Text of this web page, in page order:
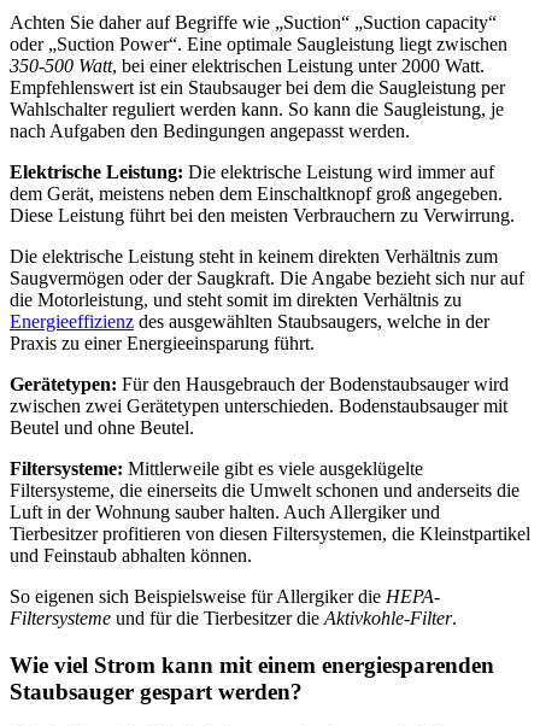
Achten Sie daher auf Begriffe wie „Suction“ „Suction capacity“
oder „Suction Power“. Eine optimale Saugleistung liegt zwischen
350-500 Watt, bei einer elektrischen Leistung unter 2000 Watt.
Empfehlenswert ist ein Staubsauger bei dem die Saugleistung per
Wahlschalter reguliert werden kann. So kann die Saugleistung, je
nach Aufgaben den Bedingungen angepasst werden.
Elektrische Leistung: Die elektrische Leistung wird immer auf
dem Gerät, meistens neben dem Einschaltknopf groß angegeben.
Diese Leistung führt bei den meisten Verbrauchern zu Verwirrung.
Die elektrische Leistung steht in keinem direkten Verhältnis zum
Saugvermögen oder der Saugkraft. Die Angabe bezieht sich nur auf
die Motorleistung, und steht somit im direkten Verhältnis zu
Energieeffizienz des ausgewählten Staubsaugers, welche in der
Praxis zu einer Energieeinsparung führt.
Gerätetypen: Für den Hausgebrauch der Bodenstaubsauger wird
zwischen zwei Gerätetypen unterschieden. Bodenstaubsauger mit
Beutel und ohne Beutel.
Filtersysteme: Mittlerweile gibt es viele ausgeklügelte
Filtersysteme, die einerseits die Umwelt schonen und anderseits die
Luft in der Wohnung sauber halten. Auch Allergiker und
Tierbesitzer profitieren von diesen Filtersystemen, die Kleinstpartikel
und Feinstaub abhalten können.
So eigenen sich Beispielsweise für Allergiker die HEPA-
Filtersysteme und für die Tierbesitzer die Aktivkohle-Filter.
Wie viel Strom kann mit einem energiesparenden
Staubsauger gespart werden?